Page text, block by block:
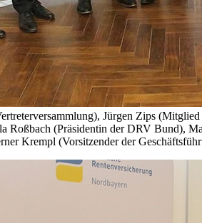
Jürgen Zips
Roßbach (Präsidentin der DRV Bund),
Krempl (Vorsitzender der